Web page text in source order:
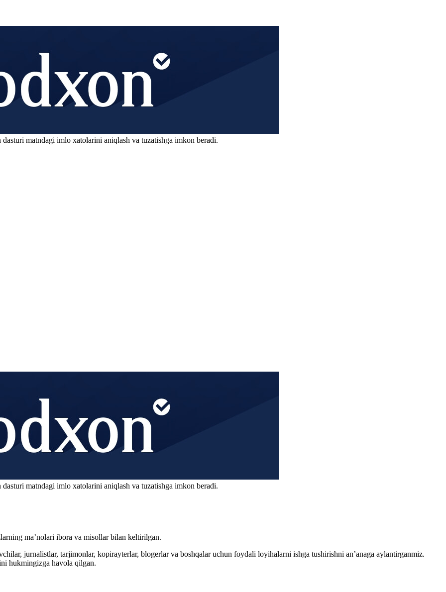
matndagi imlo xatolarini aniqlash va tuzatishga imkon beradi.
matndagi imlo xatolarini aniqlash va tuzatishga imkon beradi.
ma’nolari ibora va misollar bilan keltirilgan.
jurnalistlar, tarjimonlar, kopirayterlar, blogerlar va boshqalar uchun foydali loyihalarni ishga tushirishni an’anaga aylantirganmiz.
hukmingizga havola qilgan.